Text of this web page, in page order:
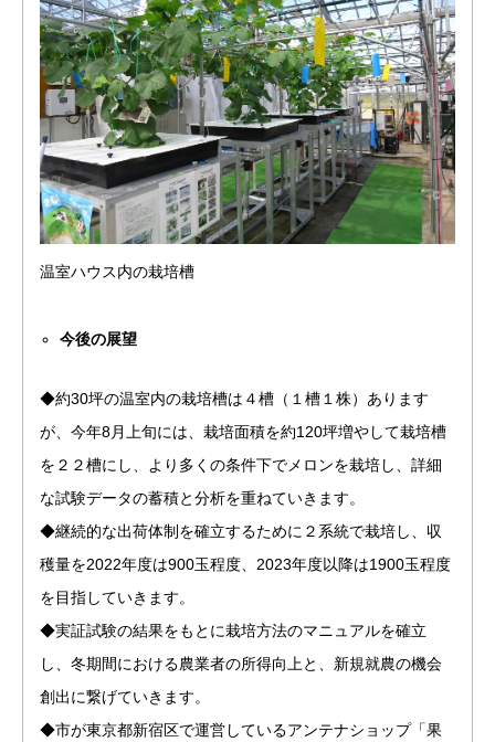
温室ハウス内の栽培槽
今後の展望
◆約30坪の温室内の栽培槽は４槽（１槽１株）あります
が、今年8月上旬には、栽培面積を約120坪増やして栽培槽
を２２槽にし、より多くの条件下でメロンを栽培し、詳細
な試験データの蓄積と分析を重ねていきます。
◆継続的な出荷体制を確立するために２系統で栽培し、収
穫量を2022年度は900玉程度、2023年度以降は1900玉程度
を目指していきます。
◆実証試験の結果をもとに栽培方法のマニュアルを確立
し、冬期間における農業者の所得向上と、新規就農の機会
創出に繋げていきます。
◆市が東京都新宿区で運営しているアンテナショップ「果